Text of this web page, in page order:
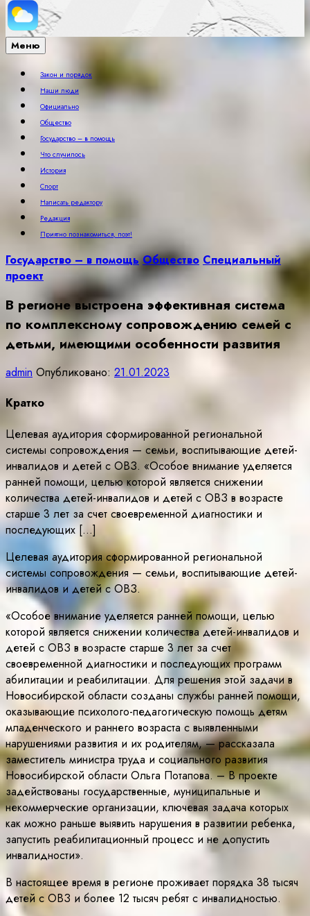
Меню
Закон и порядок
Наши люди
Официально
Общество
Государство – в помощь
Что случилось
История
Спорт
Написать редактору
Редакция
Приятно познакомиться, поэт!
Государство – в помощь Общество Специальный
проект
В регионе выстроена эффективная система
по комплексному сопровождению семей с
детьми, имеющими особенности развития
admin Опубликовано: 21.01.2023
Кратко
Целевая аудитория сформированной региональной
системы сопровождения — семьи, воспитывающие детей-
инвалидов и детей с ОВЗ. «Особое внимание уделяется
ранней помощи, целью которой является снижении
количества детей-инвалидов и детей с ОВЗ в возрасте
старше 3 лет за счет своевременной диагностики и
последующих […]
Целевая аудитория сформированной региональной
системы сопровождения — семьи, воспитывающие детей-
инвалидов и детей с ОВЗ.
«Особое внимание уделяется ранней помощи, целью
которой является снижении количества детей-инвалидов и
детей с ОВЗ в возрасте старше 3 лет за счет
своевременной диагностики и последующих программ
абилитации и реабилитации. Для решения этой задачи в
Новосибирской области созданы службы ранней помощи,
оказывающие психолого-педагогическую помощь детям
младенческого и раннего возраста с выявленными
нарушениями развития и их родителям, — рассказала
заместитель министра труда и социального развития
Новосибирской области Ольга Потапова. – В проекте
задействованы государственные, муниципальные и
некоммерческие организации, ключевая задача которых
как можно раньше выявить нарушения в развитии ребенка,
запустить реабилитационный процесс и не допустить
инвалидности».
В настоящее время в регионе проживает порядка 38 тысяч
детей с ОВЗ и более 12 тысяч ребят с инвалидностью.